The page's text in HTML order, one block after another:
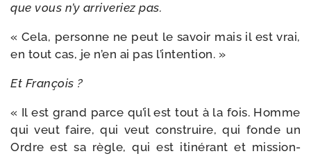
que vous n’y arri­ve­riez pas.
« Cela, per­sonne ne peut le savoir mais il est vrai,
en tout cas, je n’en ai pas l’intention. »
Et François ?
« Il est grand parce qu’il est tout à la fois. Homme
qui veut faire, qui veut construire, qui fonde un
Ordre est sa règle, qui est iti­né­rant et mis­sion­